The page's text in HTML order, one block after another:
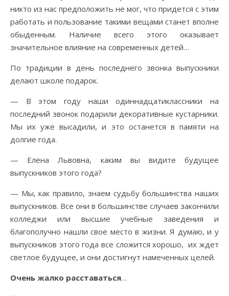
никто из нас предположить не мог, что придется с этим
работать и пользование такими вещами станет вполне
обыденным. Наличие всего этого оказывает
значительное влияние на современных детей…
По традиции в день последнего звонка выпускники
делают школе подарок.
— В этом году наши одиннадцатиклассники на
последний звонок подарили декоративные кустарники.
Мы их уже высадили, и это останется в памяти на
долгие года.
— Елена Львовна, каким вы видите будущее
выпускников этого года?
— Мы, как правило, знаем судьбу большинства наших
выпускников. Все они в большинстве случаев закончили
колледжи или высшие учебные заведения и
благополучно нашли свое место в жизни. Я думаю, и у
выпускников этого года все сложится хорошо, их ждет
светлое будущее, и они достигнут намеченных целей.
Очень жалко расставаться…